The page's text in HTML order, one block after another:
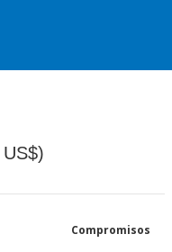
Compromisos